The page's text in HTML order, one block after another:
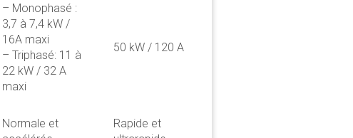
– Monophasé :
3,7 à 7,4 kW /
16A maxi
– Triphasé: 11 à
22 kW / 32 A
maxi
50 kW / 120 A
Normale et
Rapide et